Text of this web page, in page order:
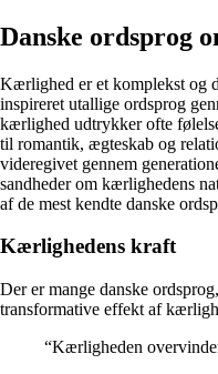
Danske ordsprog
Kærlighed er et komplekst og
inspireret utallige ordsprog
kærlighed udtrykker ofte
til romantik, ægteskab og
videregivet gennem
sandheder om kærlighedens
af de mest kendte danske
Kærlighedens kraft
Der er mange danske
transformative effekt af
“Kærligheden